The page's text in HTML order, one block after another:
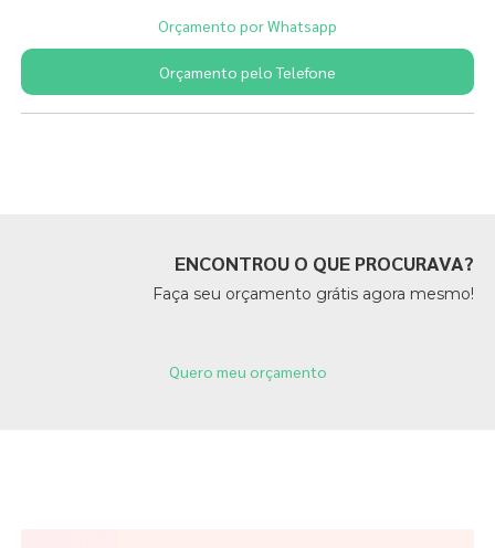
Orçamento por Whatsapp
Orçamento pelo Telefone
ENCONTROU O QUE PROCURAVA?
Faça seu orçamento grátis agora mesmo!
Quero meu orçamento